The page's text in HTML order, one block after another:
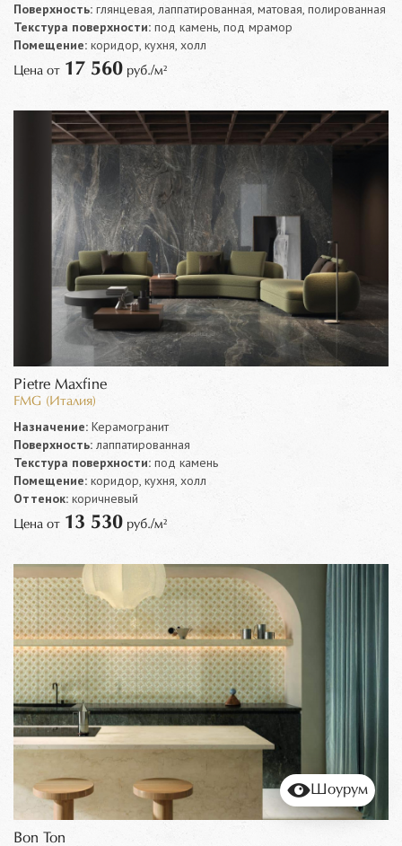
Поверхность: глянцевая, лаппатированная, матовая, полированная
Текстура поверхности: под камень, под мрамор
Помещение: коридор, кухня, холл
Цена от 17 560 руб./м²
Pietre Maxfine
FMG (Италия)
Назначение: Керамогранит
Поверхность: лаппатированная
Текстура поверхности: под камень
Помещение: коридор, кухня, холл
Оттенок: коричневый
Цена от 13 530 руб./м²
Шоурум
Bon Ton